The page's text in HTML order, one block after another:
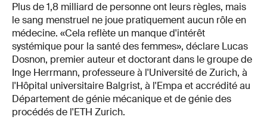
Plus de 1,8 milliard de personne ont leurs règles, mais
le sang menstruel ne joue pratiquement aucun rôle en
médecine. «Cela reflète un manque d'intérêt
systémique pour la santé des femmes», déclare Lucas
Dosnon, premier auteur et doctorant dans le groupe de
Inge Herrmann, professeure à l'Université de Zurich, à
l'Hôpital universitaire Balgrist, à l'Empa et accrédité au
Département de génie mécanique et de génie des
procédés de l'ETH Zurich.